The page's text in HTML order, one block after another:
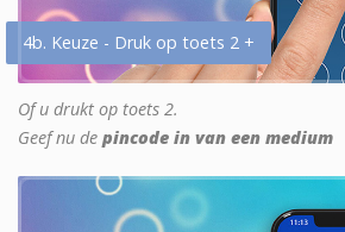
4b. Keuze - Druk op toets 2 +
Of u drukt op toets 2.
Geef nu de pincode in van een medium